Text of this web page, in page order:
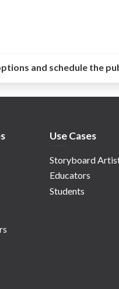
and schedule the
Use Cases
Storyboard
Educators
Students